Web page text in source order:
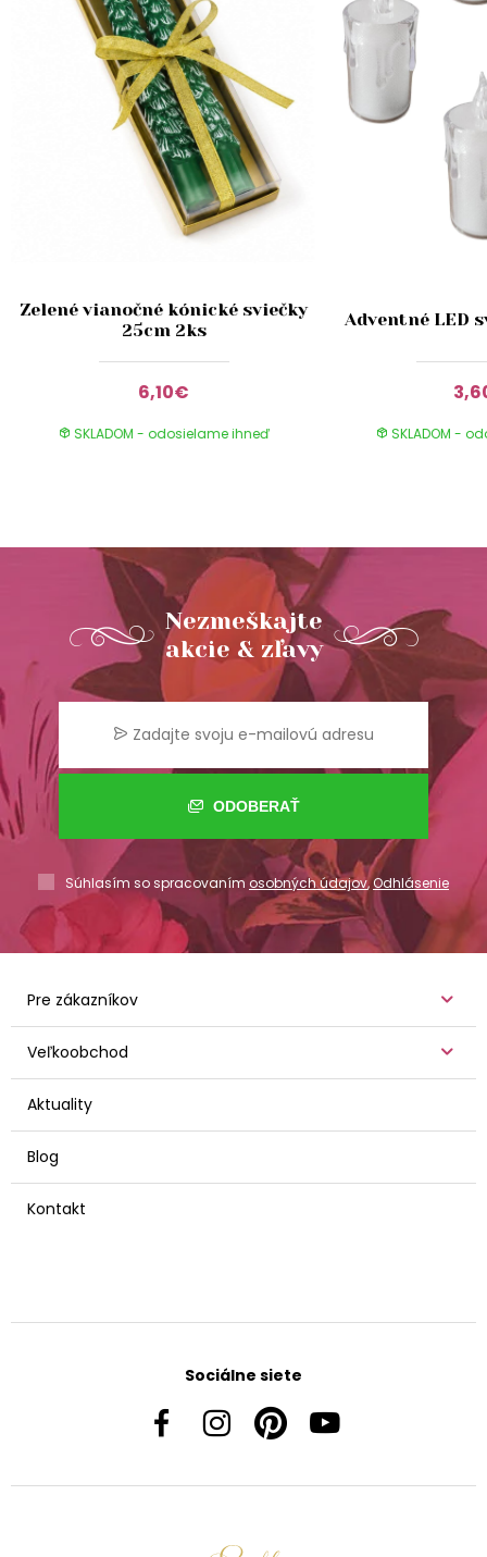
Zelené vianočné kónické sviečky
25cm 2ks
6,10€
SKLADOM - odosielame ihneď
Adventné LED
SKLADOM -
Nezmeškajte
akcie & zľavy
ODOBERAŤ
Súhlasím so spracovaním osobných údajov,Odhlásenie
Pre zákazníkov
Veľkoobchod
Aktuality
Blog
Kontakt
Sociálne siete